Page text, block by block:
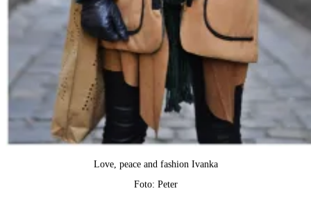
Love, peace and fashion Ivanka
Foto: Peter